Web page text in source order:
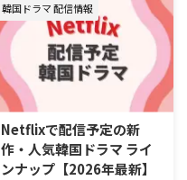
（随時更新） ディズニープラスで
毎週最新エピソードが更新中の韓
国ドラマ 韓国ドラマ『夫婦の結
末』 7月4日（土）より独占配信
容疑者の疑いをかけられながら
も、妻を救うため孤独な闘いに身
を投じていく男のロマンティッ
ク・サスペンス。 作品名『夫婦
の結末』 演出キム・ジョンヒョ
ン 脚本チョン・ジェハ キャスト
韓国ドラマ 配信情報
Netflixで配信予定の新
作・人気韓国ドラマ ライ
ンナップ【2026年最新】